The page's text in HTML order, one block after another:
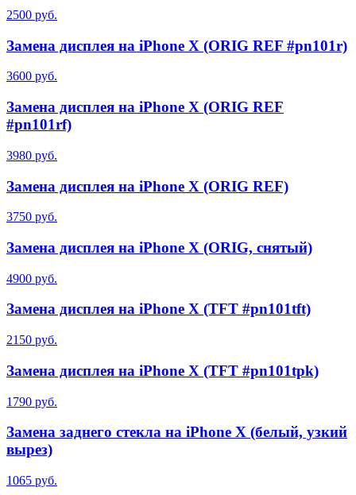
2500 руб.
Замена дисплея на iPhone X (ORIG REF #pn101r)
3600 руб.
Замена дисплея на iPhone X (ORIG REF
#pn101rf)
3980 руб.
Замена дисплея на iPhone X (ORIG REF)
3750 руб.
Замена дисплея на iPhone X (ORIG, снятый)
4900 руб.
Замена дисплея на iPhone X (TFT #pn101tft)
2150 руб.
Замена дисплея на iPhone X (TFT #pn101tpk)
1790 руб.
Замена заднего стекла на iPhone X (белый, узкий
вырез)
1065 руб.